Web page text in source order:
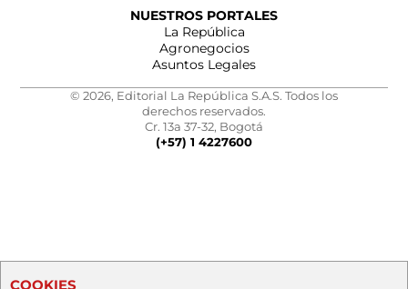
NUESTROS PORTALES
La República
Agronegocios
Asuntos Legales
© 2026, Editorial La República S.A.S. Todos los
derechos reservados.
Cr. 13a 37-32, Bogotá
(+57) 1 4227600
COOKIES